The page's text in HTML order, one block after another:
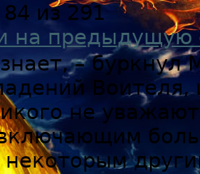
из 291
на предыдущую
–
не
некоторым